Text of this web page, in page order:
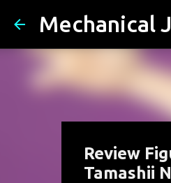
Mechanical
Review
Tamashii